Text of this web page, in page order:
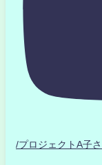
/プロジェクトA子